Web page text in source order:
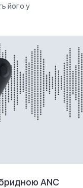
його у
ANC